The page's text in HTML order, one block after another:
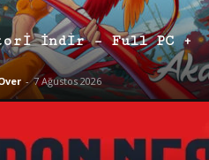
İndir – Full PC +
- 7 Ağustos 2026